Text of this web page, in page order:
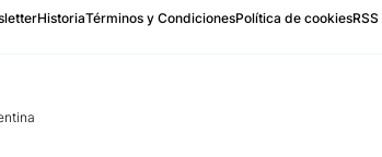
HistoriaTérminos y CondicionesPolítica de cookiesRSS